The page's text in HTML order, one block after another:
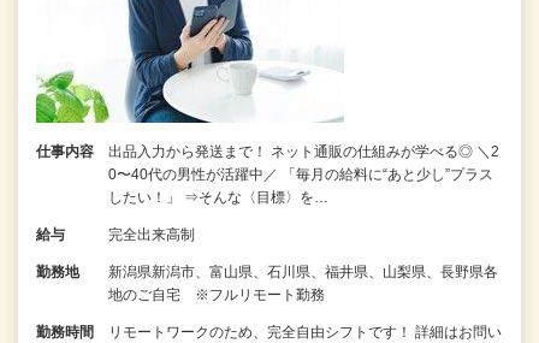
仕事内容
出品入力から発送まで！ ネット通販の仕組みが学べる◎ ＼2
0〜40代の男性が活躍中／ 「毎月の給料に“あと少し”プラス
したい！」 ⇒そんな〈目標〉を…
給与 完全出来高制
勤務地
新潟県新潟市、富山県、石川県、福井県、山梨県、長野県各
地のご自宅 ※フルリモート勤務
勤務時間
リモートワークのため、完全自由シフトです！ 詳細はお問い